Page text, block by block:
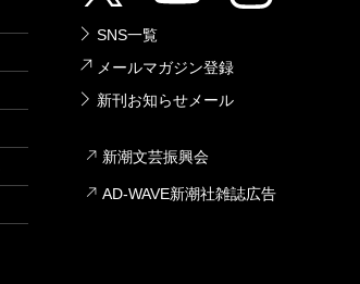
SNS一覧
メールマガジン登録
新刊お知らせメール
新潮文芸振興会
AD-WAVE新潮社雑誌広告